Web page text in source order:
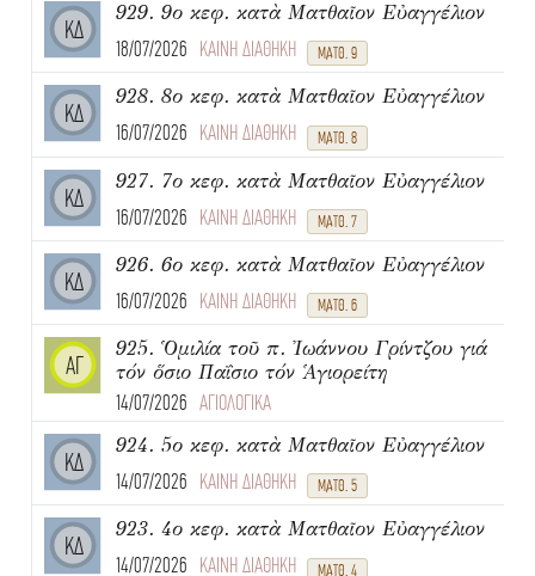
ΚΔ
929. 9ο κεφ. κατὰ Ματθαῖον Εὐαγγέλιον
18/07/2026 ΚΑΙΝΗ ΔΙΑΘΗΚΗ ΜΑΤΘ. 9
ΚΔ
928. 8ο κεφ. κατὰ Ματθαῖον Εὐαγγέλιον
16/07/2026 ΚΑΙΝΗ ΔΙΑΘΗΚΗ ΜΑΤΘ. 8
ΚΔ
927. 7ο κεφ. κατὰ Ματθαῖον Εὐαγγέλιον
16/07/2026 ΚΑΙΝΗ ΔΙΑΘΗΚΗ ΜΑΤΘ. 7
ΚΔ
926. 6ο κεφ. κατὰ Ματθαῖον Εὐαγγέλιον
16/07/2026 ΚΑΙΝΗ ΔΙΑΘΗΚΗ ΜΑΤΘ. 6
ΑΓ
925. Ὁμιλία τοῦ π. Ἰωάννου Γρίντζου γιά
τόν ὅσιο Παΐσιο τόν Ἁγιορείτη
14/07/2026 ΑΓΙΟΛΟΓΙΚΑ
ΚΔ
924. 5ο κεφ. κατὰ Ματθαῖον Εὐαγγέλιον
14/07/2026 ΚΑΙΝΗ ΔΙΑΘΗΚΗ ΜΑΤΘ. 5
ΚΔ
923. 4ο κεφ. κατὰ Ματθαῖον Εὐαγγέλιον
14/07/2026 ΚΑΙΝΗ ΔΙΑΘΗΚΗ ΜΑΤΘ. 4